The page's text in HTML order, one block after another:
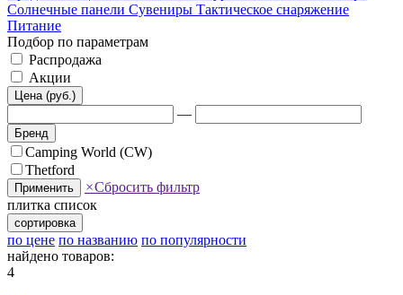
Солнечные панели Сувениры Тактическое снаряжение
Питание
Подбор по параметрам
Распродажа
Акции
Цена (руб.)
—
Бренд
Camping World (CW)
Thetford
Применить ×Сбросить фильтр
плитка список
сортировка
по цене по названию по популярности
найдено товаров:
4